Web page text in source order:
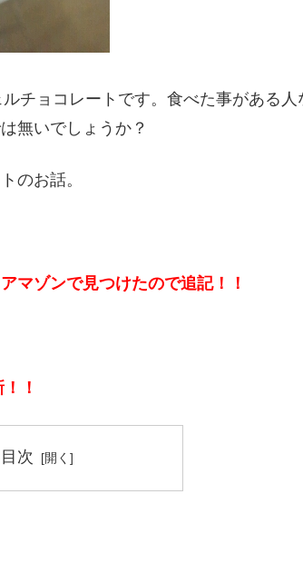
チョコレートです。食べた事がある人
無いでしょうか？
のお話。
マゾンで見つけたので追記！！
！
目次